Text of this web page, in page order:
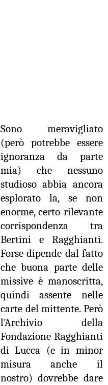
Sono meravigliato
(però potrebbe essere
ignoranza da parte
mia) che nessuno
studioso abbia ancora
esplorato la, se non
enorme, certo rilevante
corrispondenza tra
Bertini e Ragghianti.
Forse dipende dal fatto
che buona parte delle
missive è manoscritta,
quindi assente nelle
carte del mittente. Però
l'Archivio della
Fondazione Ragghianti
di Lucca (e in minor
misura anche il
nostro) dovrebbe dare